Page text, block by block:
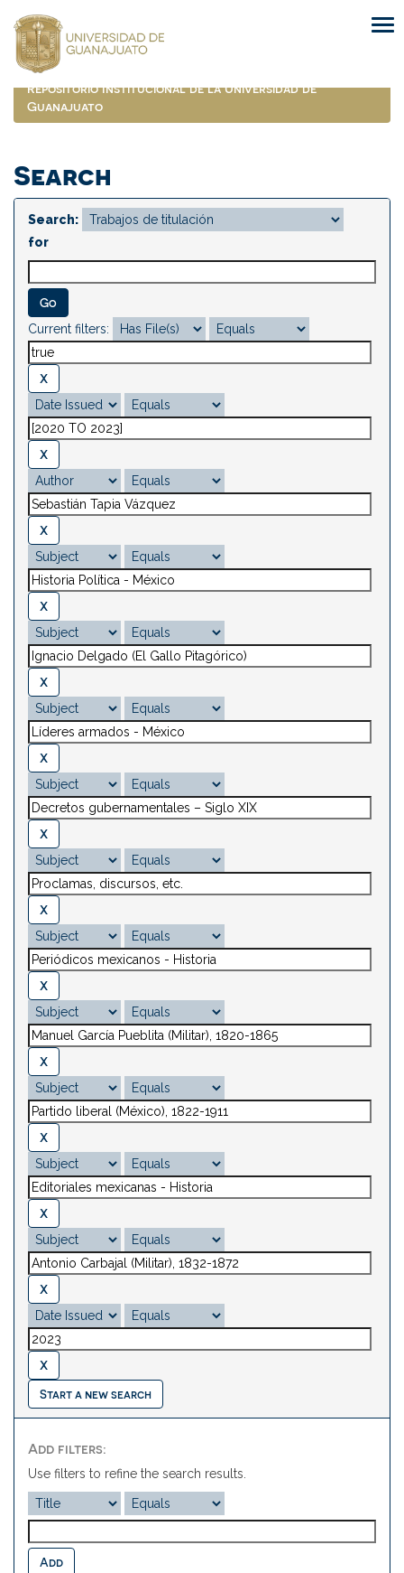
navigation
Repositorio Institucional de la Universidad de
Guanajuato
Search
Search:
for
Current filters:
Start a new search
Add filters:
Use filters to refine the search results.